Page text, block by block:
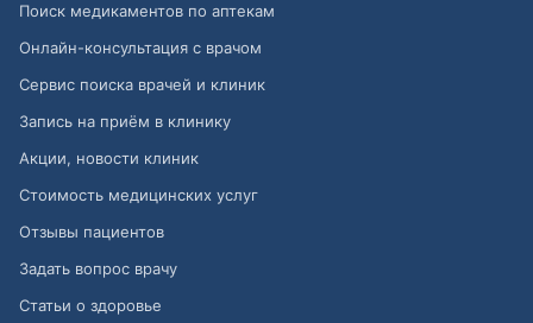
Поиск медикаментов по аптекам
Онлайн-консультация с врачом
Сервис поиска врачей и клиник
Запись на приём в клинику
Акции, новости клиник
Стоимость медицинских услуг
Отзывы пациентов
Задать вопрос врачу
Статьи о здоровье